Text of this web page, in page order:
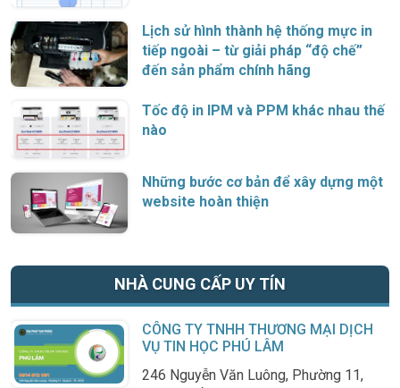
Lịch sử hình thành hệ thống mực in
tiếp ngoài – từ giải pháp “độ chế”
đến sản phẩm chính hãng
Tốc độ in IPM và PPM khác nhau thế
nào
Những bước cơ bản để xây dựng một
website hoàn thiện
NHÀ CUNG CẤP UY TÍN
CÔNG TY TNHH THƯƠNG MẠI DỊCH
VỤ TIN HỌC PHÚ LÂM
246 Nguyễn Văn Luông, Phường 11,